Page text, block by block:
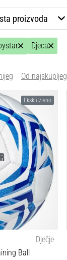
proizvoda
Djeca
Od najskupljeg
Ekskluzivno
Dječje
Ball